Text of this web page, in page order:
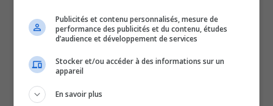
Publicités et contenu personnalisés, mesure de
performance des publicités et du contenu, études
d’audience et développement de services
Stocker et/ou accéder à des informations sur un
appareil
En savoir plus